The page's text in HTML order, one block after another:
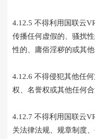
4.12.5 不得利用国联云
传播任何虚假的、骚扰
性的、庸俗淫秽的或其
4.12.6 不得侵犯其他任
权、名誉权或其他任何合
4.12.7 不得利用国联云
关法律法规、规章制度